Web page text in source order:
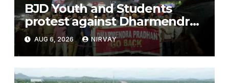
BJD Youth and Students
protest against Dharmendra
Pradhan
AUG 6, 2026 NIRVAY